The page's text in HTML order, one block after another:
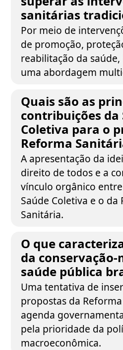
sanitárias
Por meio de
de promoção,
reabilitação da saúde,
uma abordagem
Quais são as
contribuições da
Coletiva para o
Reforma
A apresentação da
direito de todos e a
vínculo orgânico
Saúde Coletiva e o da
Sanitária.
O que
da
saúde pública
Uma tentativa de
propostas da
agenda
pela prioridade da
macroeconômica.